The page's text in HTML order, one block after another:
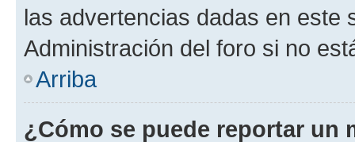
las advertencias dadas en este
Administración del foro si no
Arriba
¿Cómo se puede reportar un